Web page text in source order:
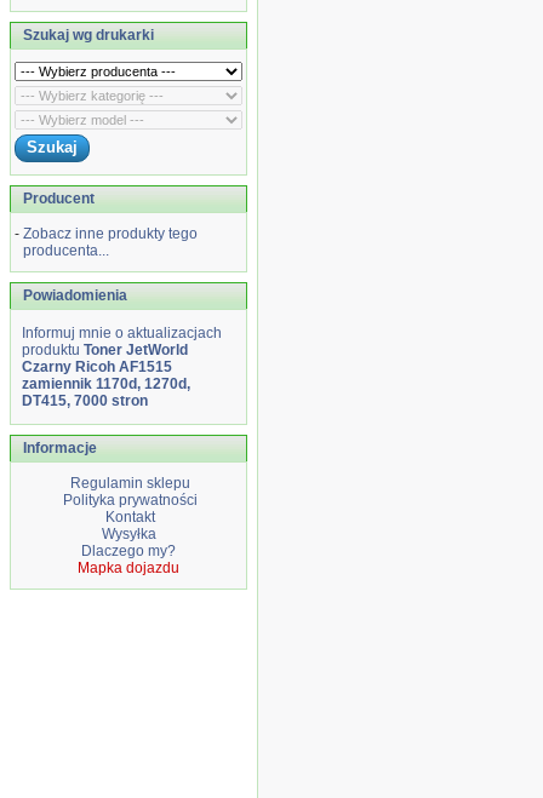
Szukaj wg drukarki
Producent
- Zobacz inne produkty tego
producenta...
Powiadomienia
Informuj mnie o aktualizacjach
produktu Toner JetWorld
Czarny Ricoh AF1515
zamiennik 1170d, 1270d,
DT415, 7000 stron
Informacje
Regulamin sklepu
Polityka prywatności
Kontakt
Wysyłka
Dlaczego my?
Mapka dojazdu